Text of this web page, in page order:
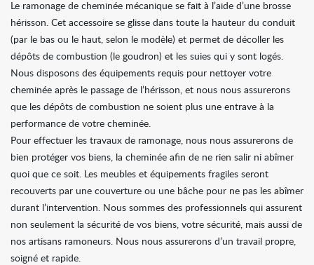
Le ramonage de cheminée mécanique se fait à l’aide d’une brosse
hérisson. Cet accessoire se glisse dans toute la hauteur du conduit
(par le bas ou le haut, selon le modèle) et permet de décoller les
dépôts de combustion (le goudron) et les suies qui y sont logés.
Nous disposons des équipements requis pour nettoyer votre
cheminée après le passage de l’hérisson, et nous nous assurerons
que les dépôts de combustion ne soient plus une entrave à la
performance de votre cheminée.
Pour effectuer les travaux de ramonage, nous nous assurerons de
bien protéger vos biens, la cheminée afin de ne rien salir ni abîmer
quoi que ce soit. Les meubles et équipements fragiles seront
recouverts par une couverture ou une bâche pour ne pas les abîmer
durant l’intervention. Nous sommes des professionnels qui assurent
non seulement la sécurité de vos biens, votre sécurité, mais aussi de
nos artisans ramoneurs. Nous nous assurerons d’un travail propre,
soigné et rapide.